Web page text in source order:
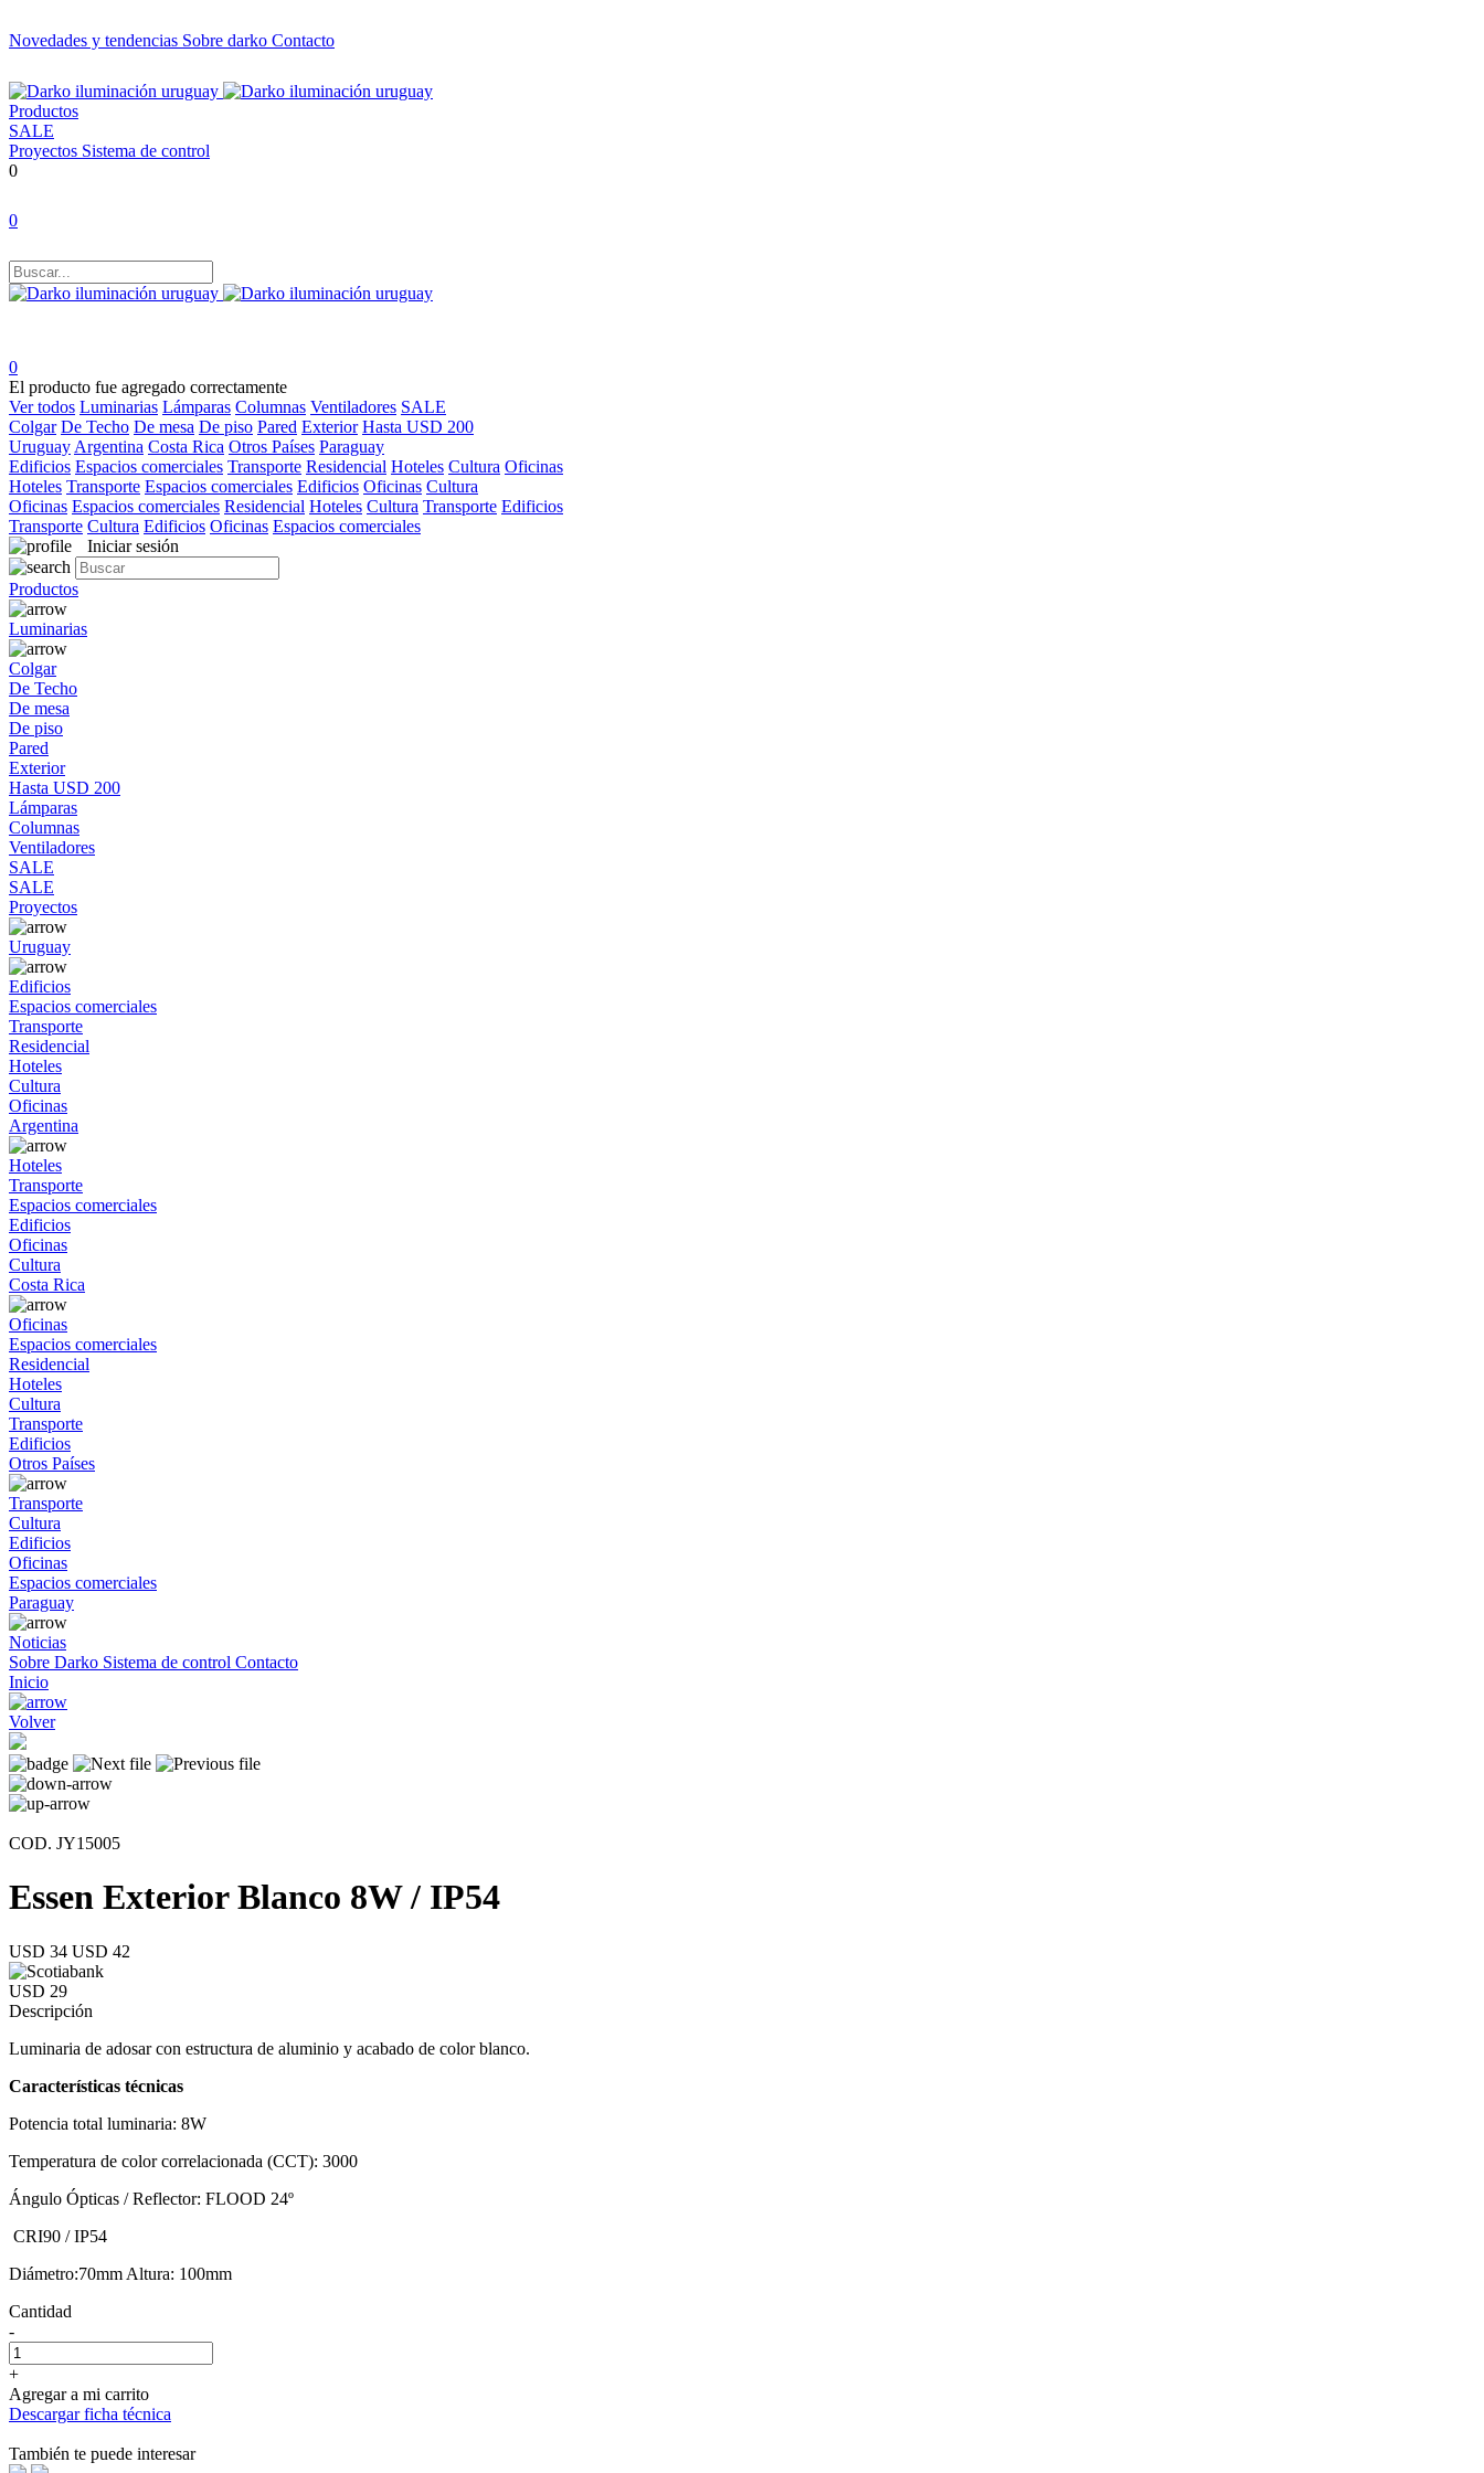
Novedades y tendencias Sobre darko Contacto
Productos
SALE
Proyectos Sistema de control
0
0
0
El producto fue agregado correctamente
Ver todos Luminarias Lámparas Columnas Ventiladores SALE
Colgar De Techo De mesa De piso Pared Exterior Hasta USD 200
Uruguay Argentina Costa Rica Otros Países Paraguay
Edificios Espacios comerciales Transporte Residencial Hoteles Cultura Oficinas
Hoteles Transporte Espacios comerciales Edificios Oficinas Cultura
Oficinas Espacios comerciales Residencial Hoteles Cultura Transporte Edificios
Transporte Cultura Edificios Oficinas Espacios comerciales
Iniciar sesión
Productos
Luminarias
Colgar
De Techo
De mesa
De piso
Pared
Exterior
Hasta USD 200
Lámparas
Columnas
Ventiladores
SALE
SALE
Proyectos
Uruguay
Edificios
Espacios comerciales
Transporte
Residencial
Hoteles
Cultura
Oficinas
Argentina
Hoteles
Transporte
Espacios comerciales
Edificios
Oficinas
Cultura
Costa Rica
Oficinas
Espacios comerciales
Residencial
Hoteles
Cultura
Transporte
Edificios
Otros Países
Transporte
Cultura
Edificios
Oficinas
Espacios comerciales
Paraguay
Noticias
Sobre Darko Sistema de control Contacto
Inicio
Volver
COD. JY15005
Essen Exterior Blanco 8W / IP54
USD 34 USD 42
USD 29
Descripción
Luminaria de adosar con estructura de aluminio y acabado de color blanco.
Características técnicas
Potencia total luminaria: 8W
Temperatura de color correlacionada (CCT): 3000
Ángulo Ópticas / Reflector: FLOOD 24º
CRI90 / IP54
Diámetro:70mm Altura: 100mm
Cantidad
-
+
Agregar a mi carrito
Descargar ficha técnica
También te puede interesar